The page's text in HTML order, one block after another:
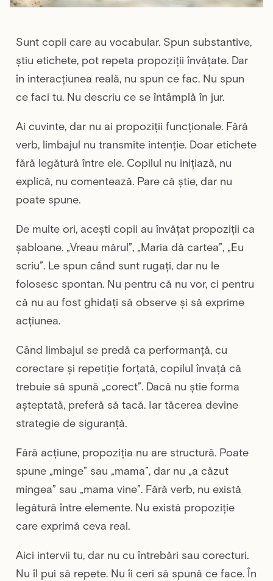
Sunt copii care au vocabular. Spun substantive,
știu etichete, pot repeta propoziții învățate. Dar
în interacțiunea reală, nu spun ce fac. Nu spun
ce faci tu. Nu descriu ce se întâmplă în jur.
Ai cuvinte, dar nu ai propoziții funcționale. Fără
verb, limbajul nu transmite intenție. Doar etichete
fără legătură între ele. Copilul nu inițiază, nu
explică, nu comentează. Pare că știe, dar nu
poate spune.
De multe ori, acești copii au învățat propoziții ca
șabloane. „Vreau mărul”, „Maria dă cartea”, „Eu
scriu”. Le spun când sunt rugați, dar nu le
folosesc spontan. Nu pentru că nu vor, ci pentru
că nu au fost ghidați să observe și să exprime
acțiunea.
Când limbajul se predă ca performanță, cu
corectare și repetiție forțată, copilul învață că
trebuie să spună „corect”. Dacă nu știe forma
așteptată, preferă să tacă. Iar tăcerea devine
strategie de siguranță.
Fără acțiune, propoziția nu are structură. Poate
spune „minge” sau „mama”, dar nu „a căzut
mingea” sau „mama vine”. Fără verb, nu există
legătură între elemente. Nu există propoziție
care exprimă ceva real.
Aici intervii tu, dar nu cu întrebări sau corecturi.
Nu îl pui să repete. Nu îi ceri să spună ce face. În